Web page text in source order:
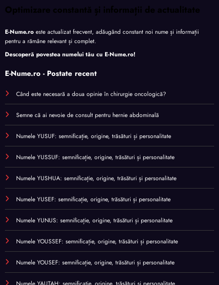
Optimizare constantă și informații de actualitate
E-Nume.ro este actualizat frecvent, adăugând constant noi nume și informații
pentru a rămâne relevant și complet.
Descoperă povestea numelui tău cu E-Nume.ro!
E-Nume.ro - Postate recent
Când este necesară a doua opinie în chirurgie oncologică?
Semne că ai nevoie de consult pentru hernie abdominală
Numele YUSUF: semnificație, origine, trăsături și personalitate
Numele YUSSUF: semnificație, origine, trăsături și personalitate
Numele YUSHUA: semnificație, origine, trăsături și personalitate
Numele YUSEF: semnificație, origine, trăsături și personalitate
Numele YUNUS: semnificație, origine, trăsături și personalitate
Numele YOUSSEF: semnificație, origine, trăsături și personalitate
Numele YOUSEF: semnificație, origine, trăsături și personalitate